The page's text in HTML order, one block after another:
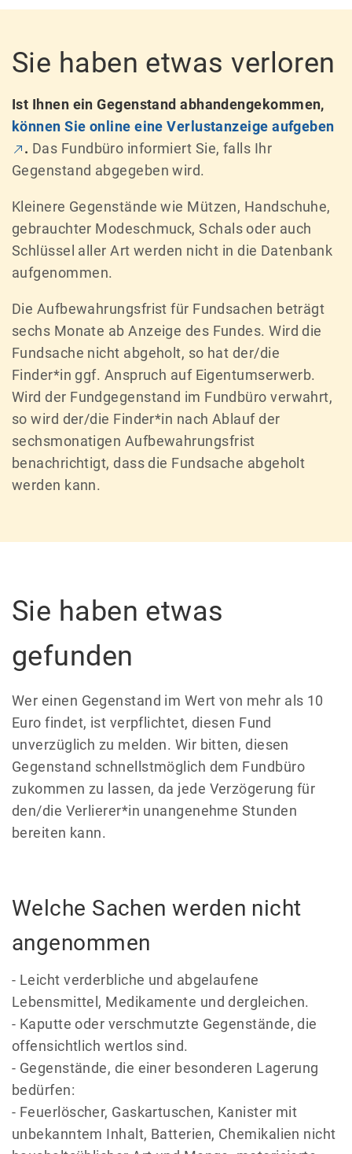
Sie haben etwas verloren
Ist Ihnen ein Gegenstand abhandengekommen,
können Sie online eine Verlustanzeige aufgeben
. Das Fundbüro informiert Sie, falls Ihr
Gegenstand abgegeben wird.
Kleinere Gegenstände wie Mützen, Handschuhe,
gebrauchter Modeschmuck, Schals oder auch
Schlüssel aller Art werden nicht in die Datenbank
aufgenommen.
Die Aufbewahrungsfrist für Fundsachen beträgt
sechs Monate ab Anzeige des Fundes. Wird die
Fundsache nicht abgeholt, so hat der/die
Finder*in ggf. Anspruch auf Eigentumserwerb.
Wird der Fundgegenstand im Fundbüro verwahrt,
so wird der/die Finder*in nach Ablauf der
sechsmonatigen Aufbewahrungsfrist
benachrichtigt, dass die Fundsache abgeholt
werden kann.
Sie haben etwas
gefunden
Wer einen Gegenstand im Wert von mehr als 10
Euro findet, ist verpflichtet, diesen Fund
unverzüglich zu melden. Wir bitten, diesen
Gegenstand schnellstmöglich dem Fundbüro
zukommen zu lassen, da jede Verzögerung für
den/die Verlierer*in unangenehme Stunden
bereiten kann.
Welche Sachen werden nicht
angenommen
- Leicht verderbliche und abgelaufene
Lebensmittel, Medikamente und dergleichen.
- Kaputte oder verschmutzte Gegenstände, die
offensichtlich wertlos sind.
- Gegenstände, die einer besonderen Lagerung
bedürfen:
- Feuerlöscher, Gaskartuschen, Kanister mit
unbekanntem Inhalt, Batterien, Chemikalien nicht